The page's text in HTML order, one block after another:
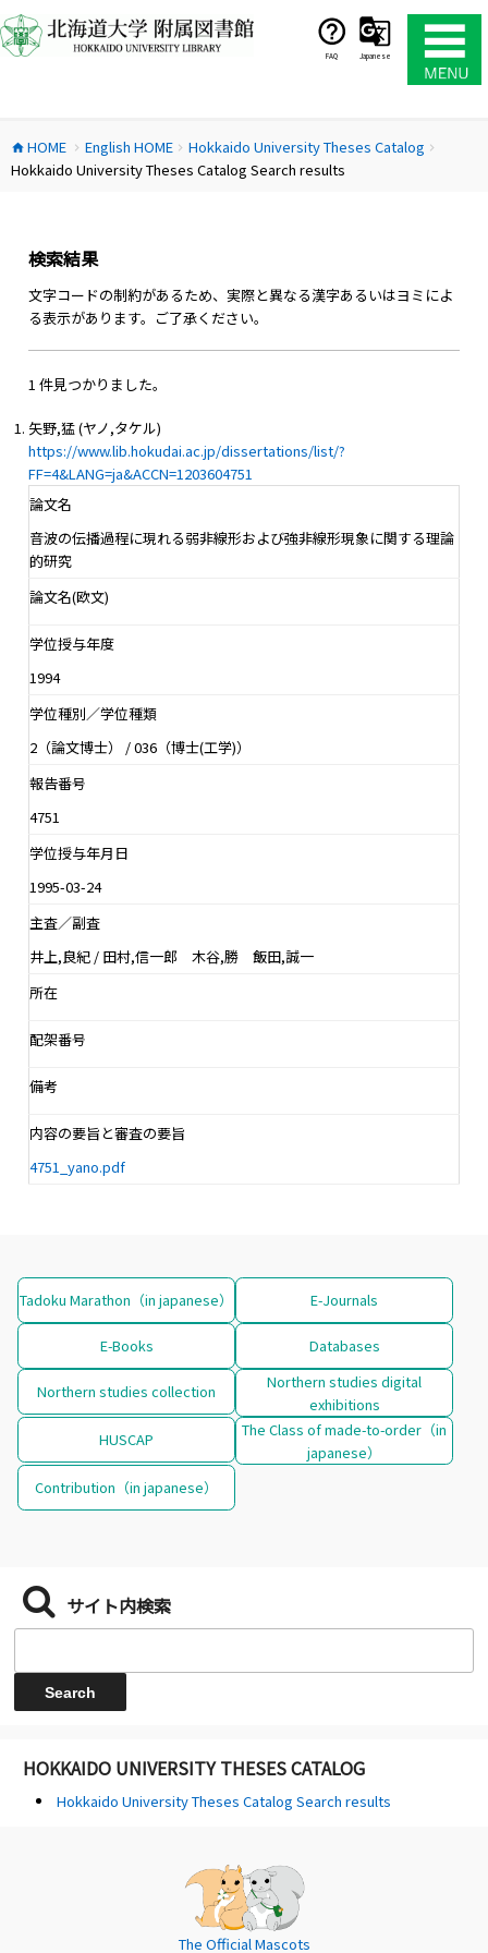
ン
テ
ス
キ
FAQ Japanese
home HOME chevron_right English HOMEchevron_right Hokkaido University Theses Catalog chevron_right
Hokkaido University Theses Catalog Search results
検索結果
文字コードの制約があるため、実際と異なる漢字あるいはヨミによ
る表示があります。ご了承ください。
1 件見つかりました。
矢野,猛 (ヤノ,タケル)
https://www.lib.hokudai.ac.jp/dissertations/list/?
FF=4&LANG=ja&ACCN=1203604751
論文名
音波の伝播過程に現れる弱非線形および強非線形現象に関する理論
的研究
論文名(欧文)
学位授与年度
1994
学位種別／学位種類
2（論文博士） / 036（博士(工学)）
報告番号
4751
学位授与年月日
1995-03-24
主査／副査
井上,良紀 / 田村,信一郎 木谷,勝 飯田,誠一
所在
配架番号
備考
内容の要旨と審査の要旨
4751_yano.pdf
Tadoku Marathon（in japanese） E-Journals
E-Books Databases
Northern studies collection
Northern studies digital
exhibitions
HUSCAP
The Class of made-to-order（in
japanese）
Contribution（in japanese）
サイト内検索
HOKKAIDO UNIVERSITY THESES CATALOG
Hokkaido University Theses Catalog Search results
The Official Mascots